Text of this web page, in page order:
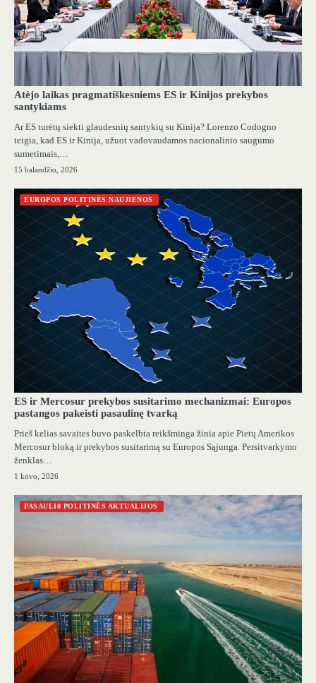
Atėjo laikas pragmatiškesniems ES ir Kinijos prekybos
santykiams
Ar ES turėtų siekti glaudesnių santykių su Kinija? Lorenzo Codogno
teigia, kad ES ir Kinija, užuot vadovaudamos nacionalinio saugumo
sumetimais,…
15 balandžio, 2026
EUROPOS POLITINĖS NAUJIENOS
ES ir Mercosur prekybos susitarimo mechanizmai: Europos
pastangos pakeisti pasaulinę tvarką
Prieš kelias savaites buvo paskelbta reikšminga žinia apie Pietų Amerikos
Mercosur bloką ir prekybos susitarimą su Europos Sąjunga. Persitvarkymo
ženklas…
1 kovo, 2026
PASAULI0 POLITINĖS AKTUALIJOS